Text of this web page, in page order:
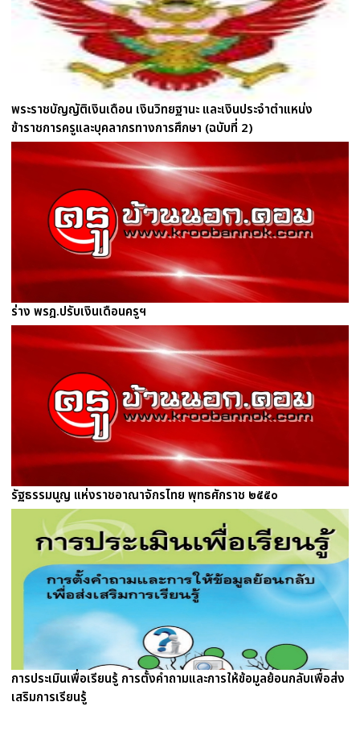
พระราชบัญญัติเงินเดือน เงินวิทยฐานะ และเงินประจำตำแหน่ง
ข้าราชการครูและบุคลากรทางการศึกษา (ฉบับที่ 2)
ร่าง พรฎ.ปรับเงินเดือนครูฯ
รัฐธรรมนูญ แห่งราชอาณาจักรไทย พุทธศักราช ๒๕๕๐
การประเมินเพื่อเรียนรู้ การตั้งคำถามและการให้ข้อมูลย้อนกลับเพื่อส่ง
เสริมการเรียนรู้